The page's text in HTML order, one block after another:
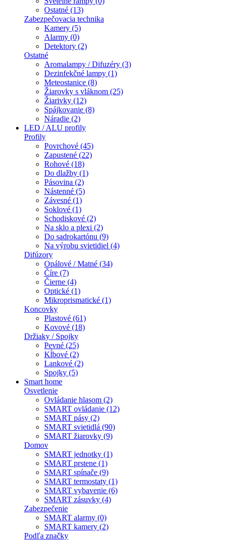
Ostatné (13)
Zabezpečovacia technika
Kamery (5)
Alarmy (0)
Detektory (2)
Ostatné
Aromalampy / Difuzéry (3)
Dezinfekčné lampy (1)
Meteostanice (8)
Žiarovky s vláknom (25)
Žiarivky (12)
Spájkovanie (8)
Náradie (2)
LED / ALU profily
Profily
Povrchové (45)
Zapustené (22)
Rohové (18)
Do dlažby (1)
Pásovina (2)
Nástenné (5)
Závesné (1)
Soklové (1)
Schodiskové (2)
Na sklo a plexi (2)
Do sadrokartónu (9)
Na výrobu svietidiel (4)
Difúzory
Opálové / Matné (34)
Číre (7)
Čierne (4)
Optické (1)
Mikroprismatické (1)
Koncovky
Plastové (61)
Kovové (18)
Držiaky / Spojky
Pevné (25)
Kĺbové (2)
Lankové (2)
Spojky (5)
Smart home
Osvetlenie
Ovládanie hlasom (2)
SMART ovládanie (12)
SMART pásy (2)
SMART svietidlá (90)
SMART žiarovky (9)
Domov
SMART jednotky (1)
SMART prstene (1)
SMART spínače (9)
SMART termostaty (1)
SMART vybavenie (6)
SMART zásuvky (4)
Zabezpečenie
SMART alarmy (0)
SMART kamery (2)
Podľa značky